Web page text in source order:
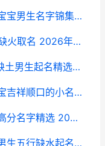
2026年农历三月初四出生牛宝宝男生名字锦集 2026年农历三月初四是什么星座
2026年1月6日出生男生五行缺火取名 2026年1月6日出生是什么命
2019年腊月二十七出生五行缺土男生起名精选 2026年农历二月二十八是几月几号
2020年鼠年正月初七出生宝宝吉祥顺口的小名乳名锦集 2020鼠年正月出生的宝宝怎么样
2020年惊蛰出生的男生帅气高分名字精选 2020年惊蛰出生的鼠宝宝好不好
2020年鼠年正月初七出生的男生五行缺水起名最好听的名字 2020年正月出生的属鼠人好不好